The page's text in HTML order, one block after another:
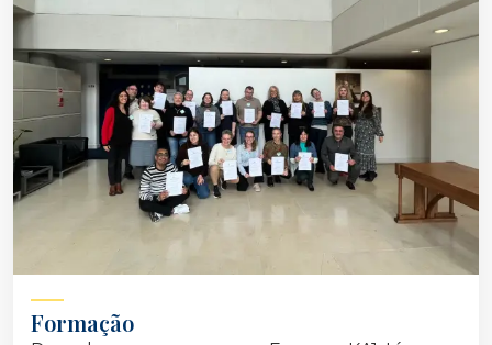
Formação